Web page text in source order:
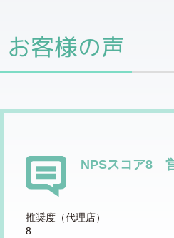
お客様の声
NPSスコア8
推奨度（代理店）
8